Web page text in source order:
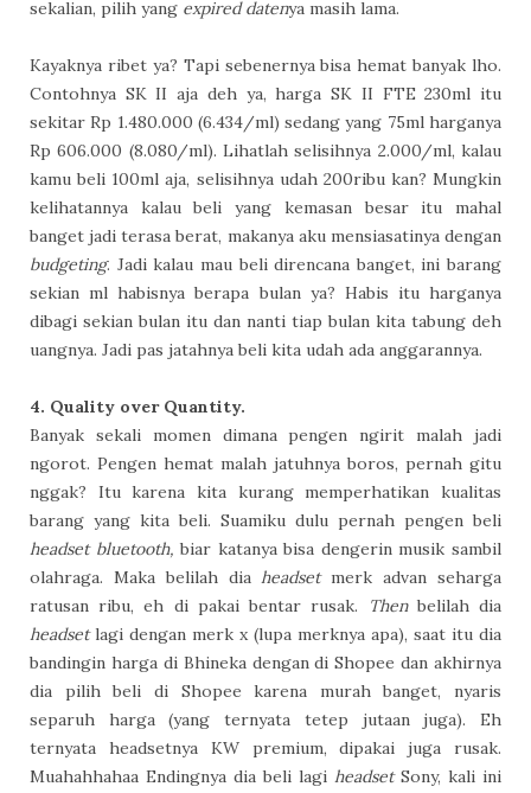
sekalian, pilih yang expired datenya masih lama.
Kayaknya ribet ya? Tapi sebenernya bisa hemat banyak lho.
Contohnya SK II aja deh ya, harga SK II FTE 230ml itu
sekitar Rp 1.480.000 (6.434/ml) sedang yang 75ml harganya
Rp 606.000 (8.080/ml). Lihatlah selisihnya 2.000/ml, kalau
kamu beli 100ml aja, selisihnya udah 200ribu kan? Mungkin
kelihatannya kalau beli yang kemasan besar itu mahal
banget jadi terasa berat, makanya aku mensiasatinya dengan
budgeting. Jadi kalau mau beli direncana banget, ini barang
sekian ml habisnya berapa bulan ya? Habis itu harganya
dibagi sekian bulan itu dan nanti tiap bulan kita tabung deh
uangnya. Jadi pas jatahnya beli kita udah ada anggarannya.
4. Quality over Quantity.
Banyak sekali momen dimana pengen ngirit malah jadi
ngorot. Pengen hemat malah jatuhnya boros, pernah gitu
nggak? Itu karena kita kurang memperhatikan kualitas
barang yang kita beli. Suamiku dulu pernah pengen beli
headset bluetooth,biar katanya bisa dengerin musik sambil
olahraga. Maka belilah diaheadsetmerk advan seharga
ratusan ribu, eh di pakai bentar rusak.
Thenbelilah dia
headsetlagi dengan merk x (lupa merknya apa), saat itu dia
bandingin harga di Bhineka dengan di Shopee dan akhirnya
dia pilih beli di Shopee karena murah banget, nyaris
separuh harga (yang ternyata tetep jutaan juga). Eh
ternyata headsetnya KW premium, dipakai juga rusak.
Muahahhahaa Endingnya dia beli lagi headsetSony, kali ini